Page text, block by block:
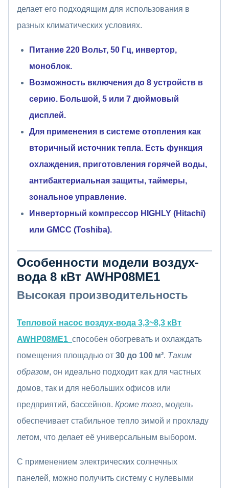
делает его подходящим для использования в
разных климатических условиях.
Питание 220 Вольт, 50 Гц, инвертор,
моноблок.
Возможность включения до 8 устройств в
серию. Большой, 5 или 7 дюймовый
дисплей.
Для применения в системе отопления как
вторичный источник тепла. Есть функция
охлаждения, приготовления горячей воды,
антибактериальная защиты, таймеры,
зональное управление.
Инверторный компрессор HIGHLY (Hitachi)
или GMCC (Toshiba).
Особенности модели воздух-
вода 8 кВт AWHP08ME1
Высокая производительность
Тепловой насос воздух-вода 3,3~8,3 кВт
AWHP08ME1 способен обогревать и охлаждать
помещения площадью от 30 до 100 м². Таким
образом, он идеально подходит как для частных
домов, так и для небольших офисов или
предприятий, бассейнов. Кроме того, модель
обеспечивает стабильное тепло зимой и прохладу
летом, что делает её универсальным выбором.
С применением электрических солнечных
панелей, можно получить систему с нулевыми